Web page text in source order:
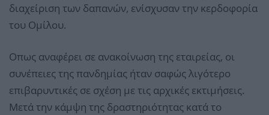
διαχείριση των δαπανών, ενίσχυσαν την κερδοφορία
του Ομίλου.
Οπως αναφέρει σε ανακοίνωση της εταιρείας, οι
συνέπειες της πανδημίας ήταν σαφώς λιγότερο
επιβαρυντικές σε σχέση με τις αρχικές εκτιμήσεις.
Μετά την κάμψη της δραστηριότητας κατά το